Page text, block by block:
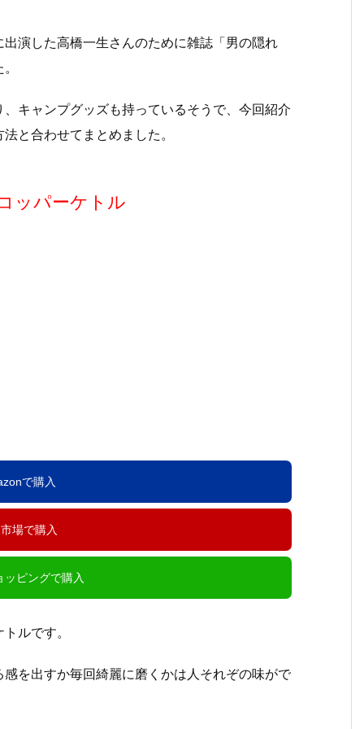
演した高橋一生さんのために雑誌「男の隠れ
キャンプグッズも持っているそうで、今回紹介
と合わせてまとめました。
ッパーケトル
で購入
場で購入
ッピングで購入
ルです。
を出すか毎回綺麗に磨くかは人それぞの味がで